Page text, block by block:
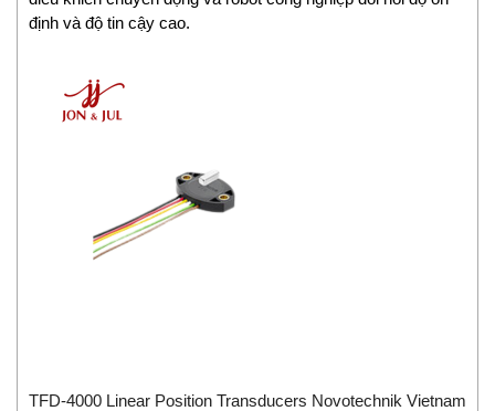
Chemyx Vietnam
Chongqing Chuke
Chongqing Huaneng
Core insight Vietnam
Cosa-Xentaur
Daito Kogyo
định và độ tin cậy cao.
TFD-4000 Linear Position Transducers Novotechnik Vietnam